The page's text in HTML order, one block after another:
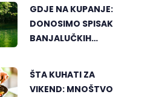
GDJE NA KUPANJE:
DONOSIMO SPISAK
BANJALUČKIH
OSVJEŽENJE
TEKOM LJETNIH
ŠTA KUHATI ZA
VIKEND: MNOŠTVO